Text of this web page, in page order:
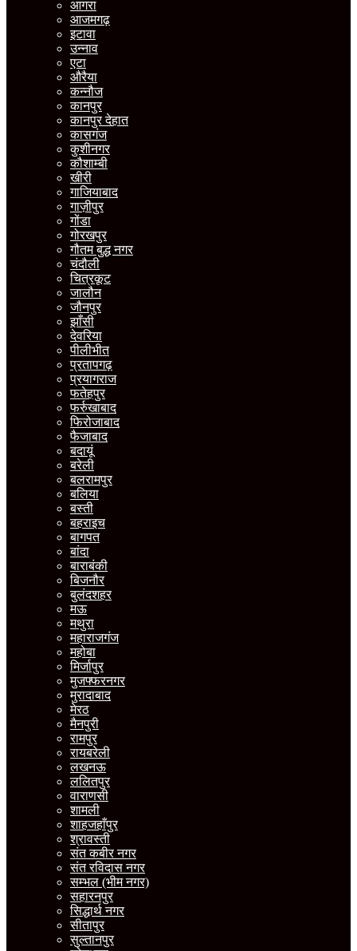
आगरा
आजमगढ़
इटावा
उन्नाव
एटा
औरैया
कन्नौज
कानपुर
कानपुर देहात
कासगंज
कुशीनगर
कौशाम्बी
खीरी
गाजियाबाद
गाज़ीपुर
गोंडा
गोरखपुर
गौतम बुद्ध नगर
चंदौली
चित्रकूट
जालौन
जौनपुर
झाँसी
देवरिया
पीलीभीत
प्रतापगढ़
प्रयागराज
फतेहपुर
फर्रुखाबाद
फिरोजाबाद
फैजाबाद
बदायूं
बरेली
बलरामपुर
बलिया
बस्ती
बहराइच
बागपत
बांदा
बाराबंकी
बिजनौर
बुलंदशहर
मऊ
मथुरा
महाराजगंज
महोबा
मिर्जापुर
मुजफ्फरनगर
मुरादाबाद
मेरठ
मैनपुरी
रामपुर
रायबरेली
लखनऊ
ललितपुर
वाराणसी
शामली
शाहजहाँपुर
श्रावस्ती
संत कबीर नगर
संत रविदास नगर
सम्भल (भीम नगर)
सहारनपुर
सिद्धार्थ नगर
सीतापुर
सुल्तानपुर